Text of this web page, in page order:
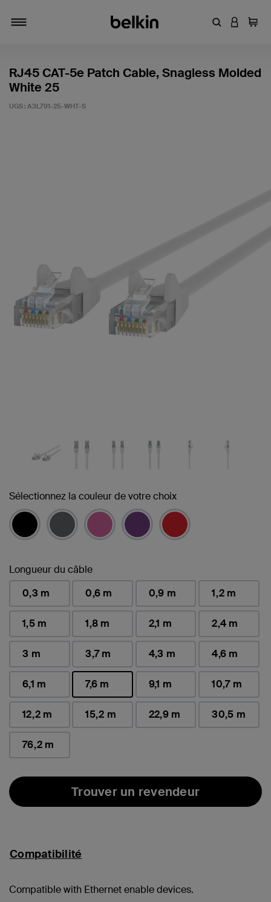
Entrez un
RJ45 CAT-5e Patch Cable, Snagless Molded
White 25
UGS : A3L791-25-WHT-S
Sélectionnez la couleur de votre choix
Longueur du câble
0,3 m
0,6 m 0,9 m 1,2 m
1,5 m 1,8 m 2,1 m 2,4 m
3 m 3,7 m 4,3 m 4,6 m
6,1 m
7,6 m
sélectionné(s)
9,1 m 10,7 m
12,2 m 15,2 m 22,9 m 30,5 m
76,2 m
Trouver un revendeur
Compatibilité
Compatible with Ethernet enable devices.